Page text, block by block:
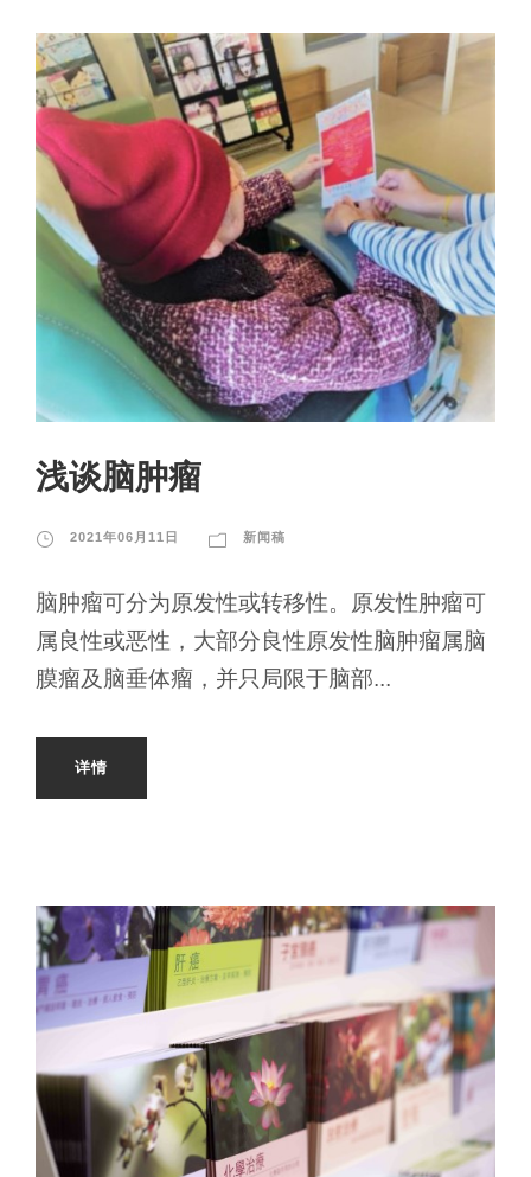
浅谈脑肿瘤
2021年06月11日 新闻稿
脑肿瘤可分为原发性或转移性。原发性肿瘤可
属良性或恶性，大部分良性原发性脑肿瘤属脑
膜瘤及脑垂体瘤，并只局限于脑部...
详情